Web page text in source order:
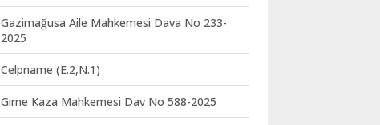
Gazimağusa Aile Mahkemesi Dava No 233-
2025
Celpname (E.2,N.1)
Girne Kaza Mahkemesi Dav No 588-2025